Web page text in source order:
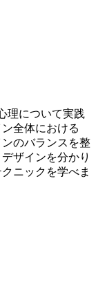
理について実践
全体における
のバランスを整
ザインを分かり
ニックを学べま